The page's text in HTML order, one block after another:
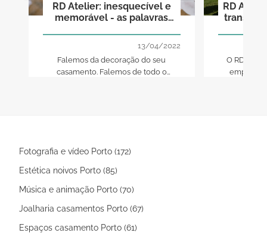
RD Atelier: inesquecível e
memorável - as palavras
13/04/2022
Falemos da decoração do seu
casamento. Falemos de todo o
RD
O RD
empenho
Fotografia e vídeo Porto (172)
Estética noivos Porto (85)
Música e animação Porto (70)
Joalharia casamentos Porto (67)
Espaços casamento Porto (61)